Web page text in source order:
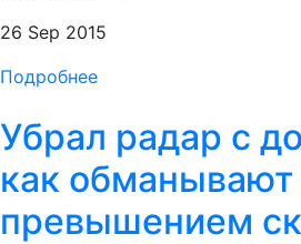
26 Sep 2015
Подробнее
Убрал радар с
как обманывают
превышением